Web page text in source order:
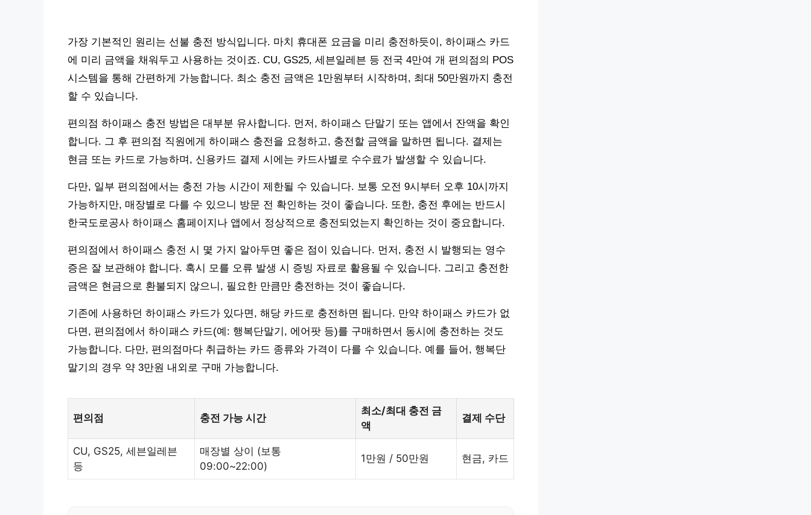
가장 기본적인 원리는 선불 충전 방식입니다. 마치 휴대폰 요금을 미리 충전하듯이, 하이패스 카드
에 미리 금액을 채워두고 사용하는 것이죠. CU, GS25, 세븐일레븐 등 전국 4만여 개 편의점의 POS
시스템을 통해 간편하게 가능합니다. 최소 충전 금액은 1만원부터 시작하며, 최대 50만원까지 충전
할 수 있습니다.
편의점 하이패스 충전 방법은 대부분 유사합니다. 먼저, 하이패스 단말기 또는 앱에서 잔액을 확인
합니다. 그 후 편의점 직원에게 하이패스 충전을 요청하고, 충전할 금액을 말하면 됩니다. 결제는
현금 또는 카드로 가능하며, 신용카드 결제 시에는 카드사별로 수수료가 발생할 수 있습니다.
다만, 일부 편의점에서는 충전 가능 시간이 제한될 수 있습니다. 보통 오전 9시부터 오후 10시까지
가능하지만, 매장별로 다를 수 있으니 방문 전 확인하는 것이 좋습니다. 또한, 충전 후에는 반드시
한국도로공사 하이패스 홈페이지나 앱에서 정상적으로 충전되었는지 확인하는 것이 중요합니다.
편의점에서 하이패스 충전 시 몇 가지 알아두면 좋은 점이 있습니다. 먼저, 충전 시 발행되는 영수
증은 잘 보관해야 합니다. 혹시 모를 오류 발생 시 증빙 자료로 활용될 수 있습니다. 그리고 충전한
금액은 현금으로 환불되지 않으니, 필요한 만큼만 충전하는 것이 좋습니다.
기존에 사용하던 하이패스 카드가 있다면, 해당 카드로 충전하면 됩니다. 만약 하이패스 카드가 없
다면, 편의점에서 하이패스 카드(예: 행복단말기, 에어팟 등)를 구매하면서 동시에 충전하는 것도
가능합니다. 다만, 편의점마다 취급하는 카드 종류와 가격이 다를 수 있습니다. 예를 들어, 행복단
말기의 경우 약 3만원 내외로 구매 가능합니다.
편의점 충전 가능 시간
최소/최대 충전 금
액
결제 수단
CU, GS25, 세븐일레븐
등
매장별 상이 (보통
09:00~22:00)
1만원 / 50만원 현금, 카드